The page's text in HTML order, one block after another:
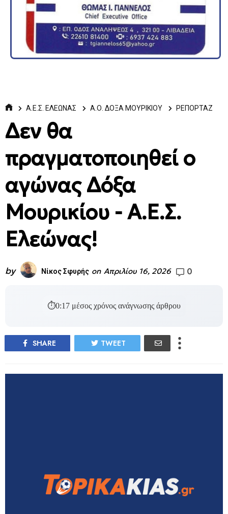
Α.Ε.Σ. ΕΛΕΩΝΑΣ Α.Ο. ΔΟΞΑ ΜΟΥΡΙΚΙΟΥ ΡΕΠΟΡΤΑΖ
Δεν θα
πραγματοποιηθεί ο
αγώνας Δόξα
Μουρικίου - Α.Ε.Σ.
Ελεώνας!
by Νίκος Σφυρής on Απριλίου 16, 2026 0
⏱0:17 μέσος χρόνος ανάγνωσης άρθρου
SHARE TWEET